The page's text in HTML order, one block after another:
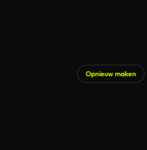
Opnieuw maken